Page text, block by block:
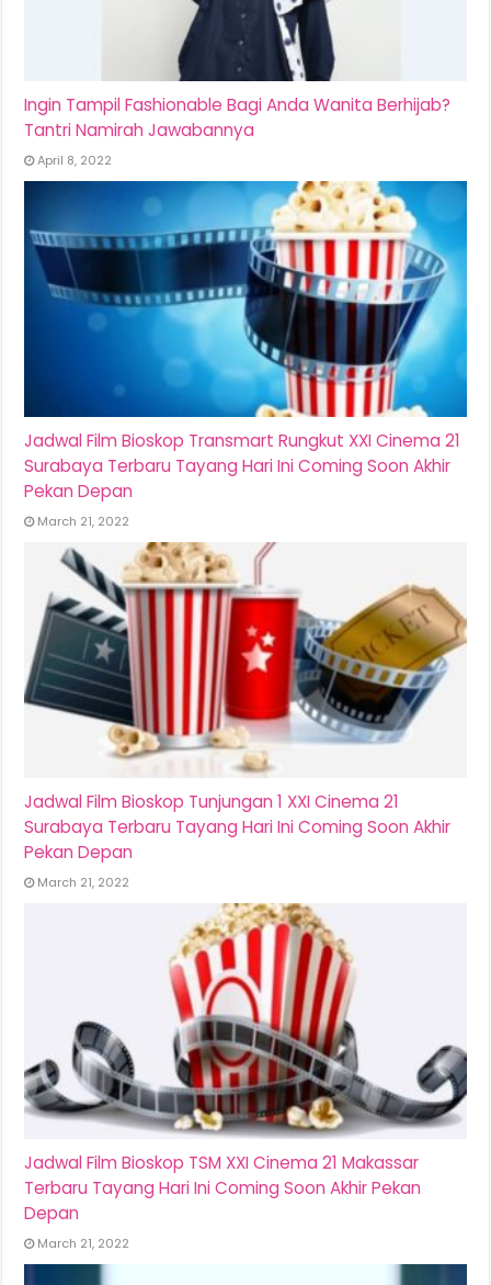
Ingin Tampil Fashionable Bagi Anda Wanita Berhijab?
Tantri Namirah Jawabannya
April 8, 2022
Jadwal Film Bioskop Transmart Rungkut XXI Cinema 21
Surabaya Terbaru Tayang Hari Ini Coming Soon Akhir
Pekan Depan
March 21, 2022
Jadwal Film Bioskop Tunjungan 1 XXI Cinema 21
Surabaya Terbaru Tayang Hari Ini Coming Soon Akhir
Pekan Depan
March 21, 2022
Jadwal Film Bioskop TSM XXI Cinema 21 Makassar
Terbaru Tayang Hari Ini Coming Soon Akhir Pekan
Depan
March 21, 2022